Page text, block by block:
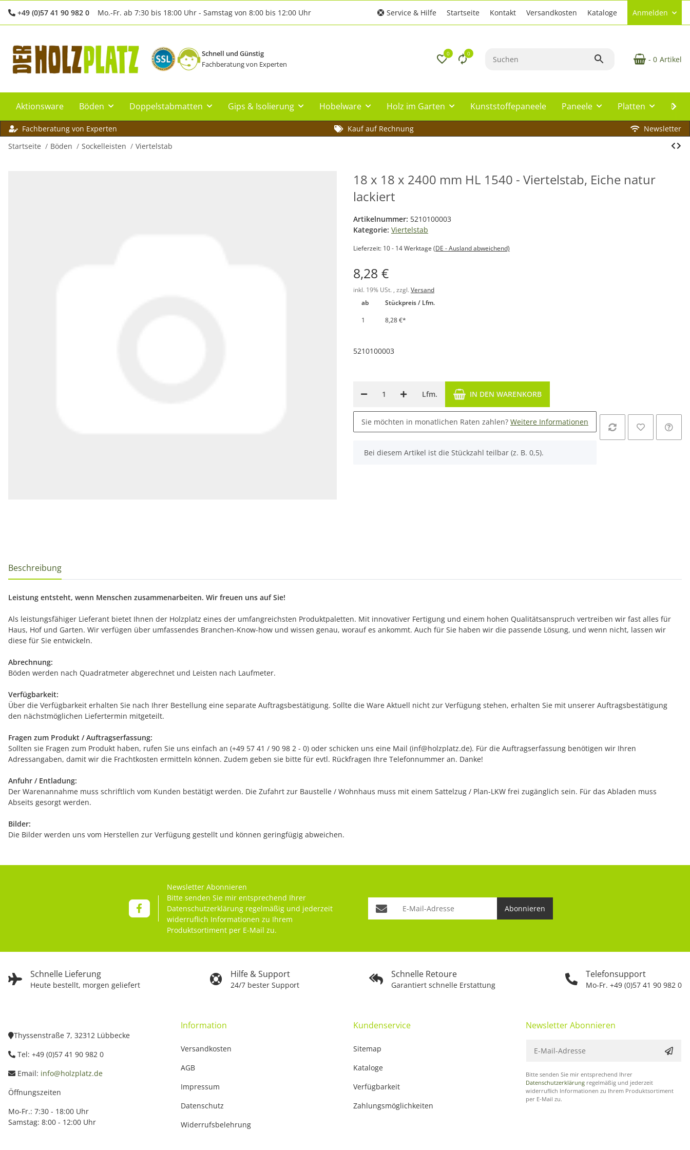
+49 (0)57 41 90 982 0 Mo.-Fr. ab 7:30 bis 18:00 Uhr - Samstag von 8:00 bis 12:00 Uhr Service & Hilfe Startseite Kontakt Versandkosten Kataloge Anmelden
Schnell und Günstig
Fachberatung von Experten
0 0
- 0 Artikel
Aktionsware Böden Doppelstabmatten Gips & Isolierung Hobelware Holz im Garten Kunststoffepaneele Paneele Platten
Fachberatung von Experten Kauf auf Rechnung
Newsletter
Startseite
Böden Sockelleisten Viertelstab
18 x 18 x 2400 mm HL 1540 - Viertelstab, Eiche natur
lackiert
Artikelnummer: 5210100003
Kategorie: Viertelstab
Lieferzeit: 10 - 14 Werktage (DE - Ausland abweichend)
8,28 €
inkl. 19% USt. , zzgl. Versand
ab
Stückpreis / Lfm.
1
8,28 €*
5210100003
Lfm. IN DEN WARENKORB
Sie möchten in monatlichen Raten zahlen? Weitere Informationen
x
Bei diesem Artikel ist die Stückzahl teilbar (z. B. 0,5).
Beschreibung
Leistung entsteht, wenn Menschen zusammenarbeiten. Wir freuen uns auf Sie!
Als leistungsfähiger Lieferant bietet Ihnen der Holzplatz eines der umfangreichsten Produktpaletten. Mit innovativer Fertigung und einem hohen Qualitätsanspruch vertreiben wir fast alles für
Haus, Hof und Garten. Wir verfügen über umfassendes Branchen-Know-how und wissen genau, worauf es ankommt. Auch für Sie haben wir die passende Lösung, und wenn nicht, lassen wir
diese für Sie entwickeln.
Abrechnung:
Böden werden nach Quadratmeter abgerechnet und Leisten nach Laufmeter.
Verfügbarkeit:
Über die Verfügbarkeit erhalten Sie nach Ihrer Bestellung eine separate Auftragsbestätigung. Sollte die Ware Aktuell nicht zur Verfügung stehen, erhalten Sie mit unserer Auftragsbestätigung
den nächstmöglichen Liefertermin mitgeteilt.
Fragen zum Produkt / Auftragserfassung:
Sollten sie Fragen zum Produkt haben, rufen Sie uns einfach an (+49 57 41 / 90 98 2 - 0) oder schicken uns eine Mail (inf@holzplatz.de). Für die Auftragserfassung benötigen wir Ihren
Adressangaben, damit wir die Frachtkosten ermitteln können. Zudem geben sie bitte für evtl. Rückfragen Ihre Telefonnummer an. Danke!
Anfuhr / Entladung:
Der Warenannahme muss schriftlich vom Kunden bestätigt werden. Die Zufahrt zur Baustelle / Wohnhaus muss mit einem Sattelzug / Plan-LKW frei zugänglich sein. Für das Abladen muss
Abseits gesorgt werden.
Bilder:
Die Bilder werden uns vom Herstellen zur Verfügung gestellt und können geringfügig abweichen.
Schnelle Lieferung
Heute bestellt, morgen geliefert
Hilfe & Support
24/7 bester Support
Schnelle Retoure
Garantiert schnelle Erstattung
Telefonsupport
Mo-Fr. +49 (0)57 41 90 982 0
Newsletter Abonnieren
Bitte senden Sie mir entsprechend Ihrer
Datenschutzerklärung regelmäßig und jederzeit
widerruflich Informationen zu Ihrem
Produktsortiment per E-Mail zu.
Abonnieren
Thyssenstraße 7, 32312 Lübbecke
Tel: +49 (0)57 41 90 982 0
Email: info@holzplatz.de
Öffnungszeiten
Mo-Fr.: 7:30 - 18:00 Uhr
Samstag: 8:00 - 12:00 Uhr
Information
Versandkosten
AGB
Impressum
Datenschutz
Widerrufsbelehrung
Kundenservice
Sitemap
Kataloge
Verfügbarkeit
Zahlungsmöglichkeiten
Newsletter Abonnieren
Bitte senden Sie mir entsprechend Ihrer
Datenschutzerklärung regelmäßig und jederzeit
widerruflich Informationen zu Ihrem Produktsortiment
per E-Mail zu.